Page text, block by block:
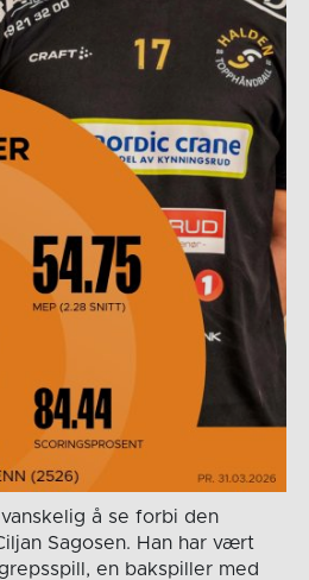
å se forbi den
Sagosen. Han har vært
en bakspiller med